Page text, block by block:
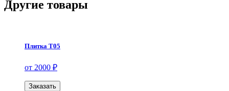
Другие товары
Плитка Т05
от 2000 ₽
Заказать